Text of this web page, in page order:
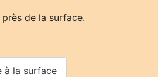
de la surface.
à la surface